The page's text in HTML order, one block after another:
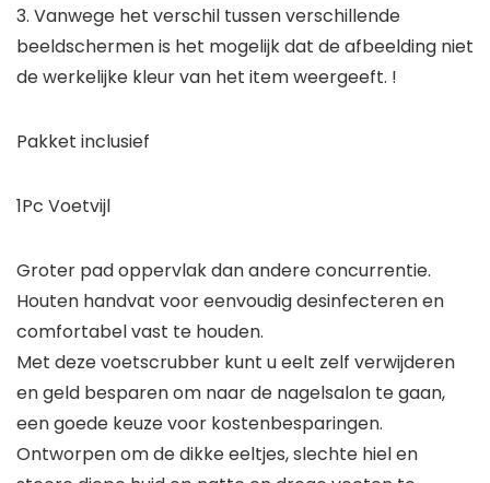
3. Vanwege het verschil tussen verschillende
beeldschermen is het mogelijk dat de afbeelding niet
de werkelijke kleur van het item weergeeft. !
Pakket inclusief
1Pc Voetvijl
Groter pad oppervlak dan andere concurrentie.
Houten handvat voor eenvoudig desinfecteren en
comfortabel vast te houden.
Met deze voetscrubber kunt u eelt zelf verwijderen
en geld besparen om naar de nagelsalon te gaan,
een goede keuze voor kostenbesparingen.
Ontworpen om de dikke eeltjes, slechte hiel en